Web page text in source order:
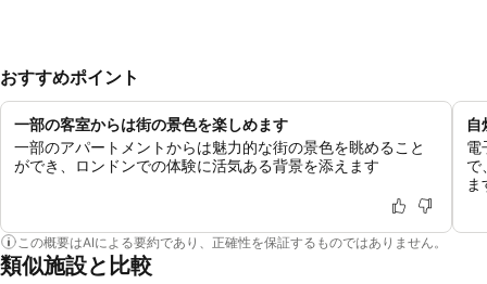
おすすめポイント
一部の客室からは街の景色を楽しめます
一部のアパートメントからは魅力的な街の景色を眺めること
ができ、ロンドンでの体験に活気ある背景を添えます
自
電
で
ま
この概要はAIによる要約であり、正確性を保証するものではありません。
類似施設と比較